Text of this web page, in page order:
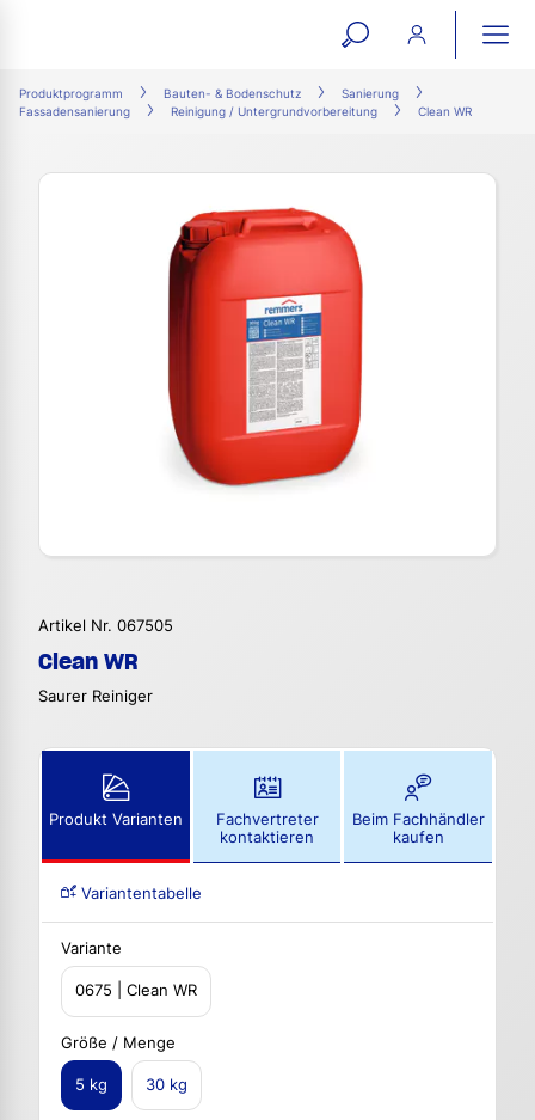
open
search
form
Produktprogramm Bauten- & Bodenschutz
Sanierung
Fassadensanierung
Reinigung / Untergrundvorbereitung Clean WR
Artikel Nr. 067505
Clean WR
Saurer Reiniger
Produkt Varianten
Fachvertreter
kontaktieren
Beim Fachhändler
kaufen
Variantentabelle
Variante
0675 | Clean WR
Größe / Menge
5 kg 30 kg